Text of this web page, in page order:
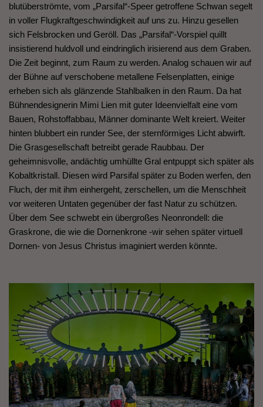
blutüberströmte, vom „Parsifal“-Speer getroffene Schwan segelt
in voller Flugkraftgeschwindigkeit auf uns zu. Hinzu gesellen
sich Felsbrocken und Geröll. Das „Parsifal“-Vorspiel quillt
insistierend huldvoll und eindringlich irisierend aus dem Graben.
Die Zeit beginnt, zum Raum zu werden. Analog schauen wir auf
der Bühne auf verschobene metallene Felsenplatten, einige
erheben sich als glänzende Stahlbalken in den Raum. Da hat
Bühnendesignerin Mimi Lien mit guter Ideenvielfalt eine vom
Bauen, Rohstoffabbau, Männer dominante Welt kreiert. Weiter
hinten blubbert ein runder See, der sternförmiges Licht abwirft.
Die Grasgesellschaft betreibt gerade Raubbau. Der
geheimnisvolle, andächtig umhüllte Gral entpuppt sich später als
Kobaltkristall. Diesen wird Parsifal später zu Boden werfen, den
Fluch, der mit ihm einhergeht, zerschellen, um die Menschheit
vor weiteren Untaten gegenüber der fast Natur zu schützen.
Über dem See schwebt ein übergroßes Neonrondell: die
Graskrone, die wie die Dornenkrone -wir sehen später virtuell
Dornen- von Jesus Christus imaginiert werden könnte.